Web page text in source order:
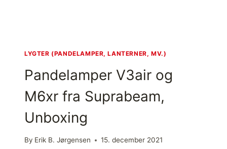
LYGTER (PANDELAMPER, LANTERNER, MV.)
Pandelamper V3air og
M6xr fra Suprabeam,
Unboxing
By Erik B. Jørgensen 15. december 2021